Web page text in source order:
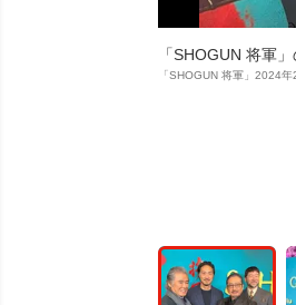
「SHOGUN 将軍
「SHOGUN 将軍」2024